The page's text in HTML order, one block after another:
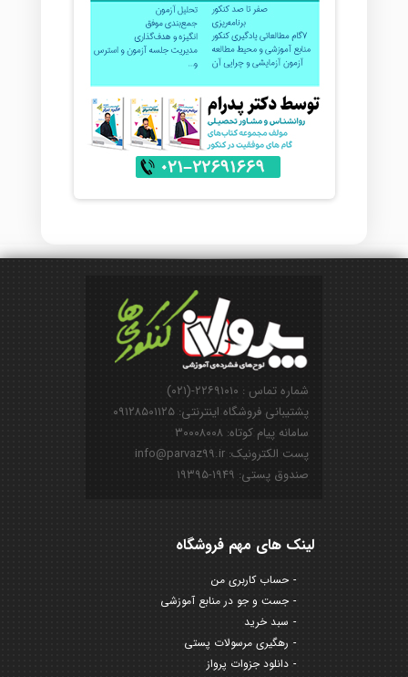
شماره تماس : ۲۲۶۹۱۰۱۰-(۰۲۱)
پشتیبانی فروشگاه اینترنتی: ۰۹۱۲۸۵۰۱۱۲۵
سامانه پیام کوتاه: ۳۰۰۰۸۰۰۸
پست الکترونیک: info@parvaz99.ir
صندوق پستی: ۱۹۴۹-۱۹۳۹۵
لینک های مهم فروشگاه
حساب کاربری من
جست و جو در منابع آموزشی
سبد خرید
رهگیری مرسولات پستی
دانلود جزوات پرواز